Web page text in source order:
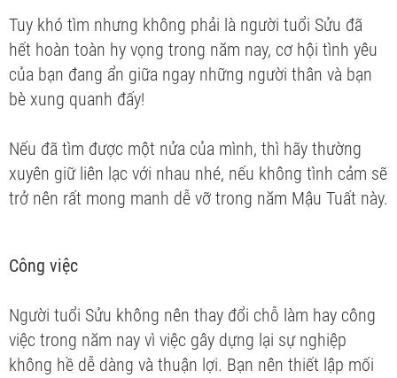
Tuy khó tìm nhưng không phải là người tuổi Sửu đã
hết hoàn toàn hy vọng trong năm nay, cơ hội tình yêu
của bạn đang ẩn giữa ngay những người thân và bạn
bè xung quanh đấy!
Nếu đã tìm được một nửa của mình, thì hãy thường
xuyên giữ liên lạc với nhau nhé, nếu không tình cảm sẽ
trở nên rất mong manh dễ vỡ trong năm Mậu Tuất này.
Công việc
Người tuổi Sửu không nên thay đổi chỗ làm hay công
việc trong năm nay vì việc gây dựng lại sự nghiệp
không hề dễ dàng và thuận lợi. Bạn nên thiết lập mối